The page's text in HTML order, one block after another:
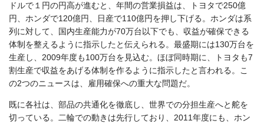
ドルで１円の円高が進むと、年間の営業損益は、トヨタで250億
円、ホンダで120億円、日産で110億円を押し下げる。ホンダは系
列に対して、国内生産能力が70万台以下でも、収益が確保できる
体制を整えるように指示したと伝えられる。最盛期には130万台を
生産し、2009年度も100万台を見込む。ほぼ同時期に、トヨタも7
割生産で収益をあげる体制を作るように指示したと言われる。こ
の2つのニュースは、雇用確保への重大な問題だ。
既に各社は、部品の共通化を徹底し、世界での分担生産へと舵を
切っている。二輪での動きは先行しており、2011年度にも、ホン